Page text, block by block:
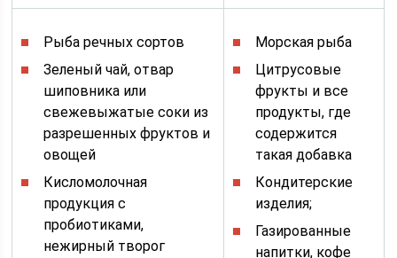
Рыба речных сортов
Зеленый чай, отвар
шиповника или
свежевыжатые соки из
разрешенных фруктов и
овощей
Кисломолочная
продукция с
пробиотиками,
нежирный творог
Морская рыба
Цитрусовые
фрукты и все
продукты, где
содержится
такая добавка
Кондитерские
изделия;
Газированные
напитки, кофе